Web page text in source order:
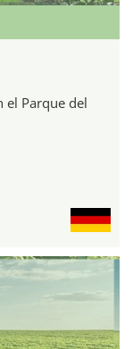
el Parque del